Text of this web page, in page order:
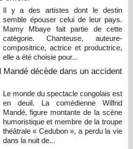
Il y a des artistes dont le destin
semble épouser celui de leur pays.
Mamy Mbaye fait partie de cette
catégorie. Chanteuse, auteure-
compositrice, actrice et productrice,
elle a été choisie pour...
décède dans un accident
Le monde du spectacle congolais est
en deuil. La comédienne Wilfrid
Mandé, figure montante de la scène
humoristique et membre de la troupe
théâtrale « Cedubon », a perdu la vie
dans la nuit de...